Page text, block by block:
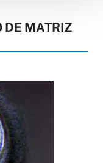
DE MATRIZ